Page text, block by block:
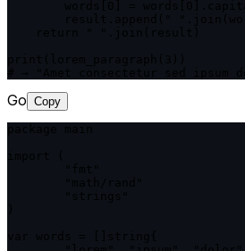
# → "Amet consectetur sed
Go Copy